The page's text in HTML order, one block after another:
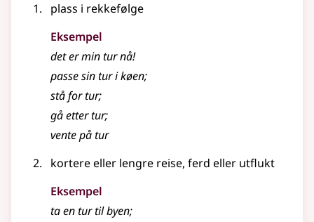
plass i rekkefølge
Eksempel
det er min tur nå!
passe sinturi køen;
stå fortur;
gå ettertur;
vente på tur
kortereeller lengre reise, ferd eller utflukt
Eksempel
ta enturtil byen;